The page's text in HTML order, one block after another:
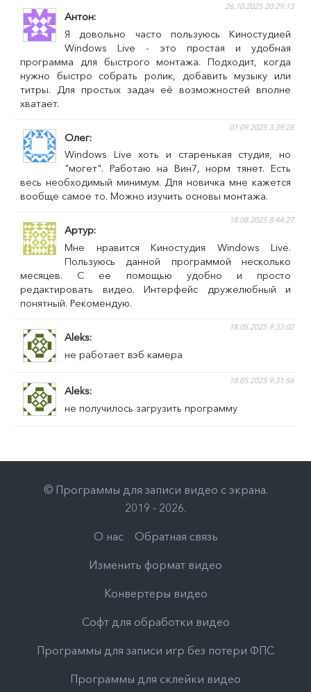
Антон
26.10.2025 20:29:13
Я довольно часто пользуюсь Киностудией
Windows Live - это простая и удобная
программа для быстрого монтажа. Подходит, когда
нужно быстро собрать ролик, добавить музыку или
титры. Для простых задач её возможностей вполне
хватает.
Олег
01.09.2025 3:39:28
Windows Live хоть и старенькая студия, но
"могет". Работаю на Вин7, норм тянет. Есть
весь необходимый минимум. Для новичка мне кажется
вообще самое то. Можно изучить основы монтажа.
Артур
18.08.2025 8:44:27
Мне нравится Киностудия Windows Live.
Пользуюсь данной программой несколько
месяцев. С ее помощью удобно и просто
редактировать видео. Интерфейс дружелюбный и
понятный. Рекомендую.
Aleks
18.05.2025 9:33:02
не работает вэб камера
Aleks
18.05.2025 9:31:56
не получилось загрузить программу
© Программы для записи видео с экрана.
2019 - 2026.
О нас Обратная связь
Изменить формат видео
Конвертеры видео
Софт для обработки видео
Программы для записи игр без потери ФПС
Программы для склейки видео